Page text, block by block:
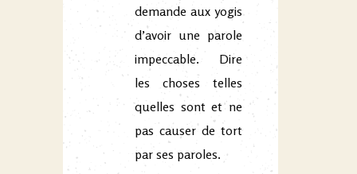
demande aux yogis
d’avoir une parole
impeccable. Dire
les choses telles
quelles sont et ne
pas causer de tort
par ses paroles.